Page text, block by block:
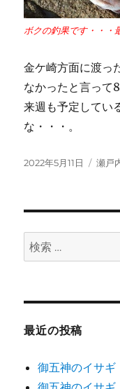
ボクの釣果です・・・
金ケ崎方面に渡っ
なかったと言って
来週も予定してい
な・・・。
投
2022年5月11日
カ
瀬戸
検
索:
最近の投稿
御五神のイサギ